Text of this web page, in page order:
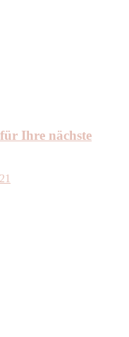
Ihre nächste